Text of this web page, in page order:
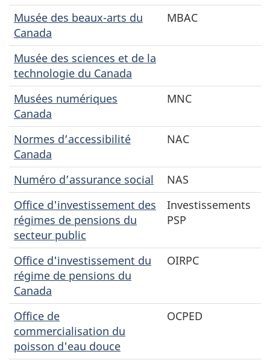
Musée des beaux-arts du
Canada
MBAC
Musée des sciences et de la
technologie du Canada
Musées numériques
Canada
MNC
Normes d’accessibilité
Canada
NAC
Numéro d’assurance social
NAS
Office d'investissement des
régimes de pensions du
secteur public
Investissements
PSP
Office d'investissement du
régime de pensions du
Canada
OIRPC
Office de
commercialisation du
poisson d'eau douce
OCPED